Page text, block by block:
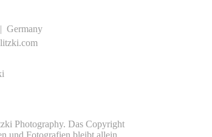
Germany
Photography. Das Copyright
und Fotografien bleibt allein